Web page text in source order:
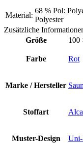
Material:
68 % Pol:
Polyester
Zusätzliche
Größe
100
Farbe Rot
Marke / Hersteller
Stoffart
Muster-Design